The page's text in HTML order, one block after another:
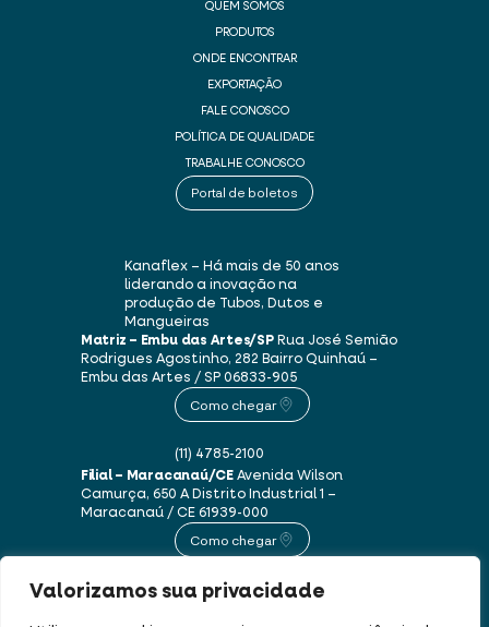
Valorizamos sua privacidade
QUEM SOMOS
PRODUTOS
ONDE ENCONTRAR
EXPORTAÇÃO
FALE CONOSCO
POLÍTICA DE QUALIDADE
TRABALHE CONOSCO
Portal de boletos
Kanaflex – Há mais de 50 anos
liderando a inovação na
produção de Tubos, Dutos e
Mangueiras
Matriz – Embu das Artes/SPRua José Semião
Rodrigues Agostinho, 282 Bairro Quinhaú –
Embu das Artes / SP06833-905
Como chegar
(11) 4785-2100
Filial – Maracanaú/CEAvenida Wilson
Camurça, 650 ADistrito Industrial 1 –
Maracanaú / CE61939-000
Como chegar
(85) 3250-1235